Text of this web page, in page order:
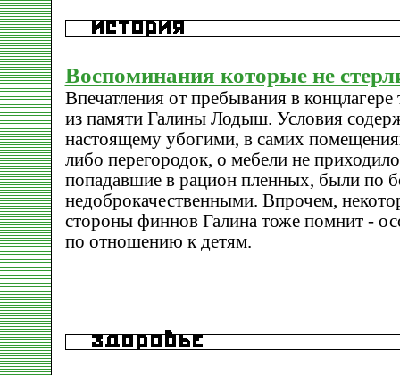
Воспоминания которые не
Впечатления от пребывания в концлагере
из памяти Галины Лодыш. Условия
настоящему убогими, в самих
либо перегородок, о мебели не
попадавшие в рацион пленных, были по
недоброкачественными. Впрочем,
стороны финнов Галина тоже помнит -
по отношению к детям.